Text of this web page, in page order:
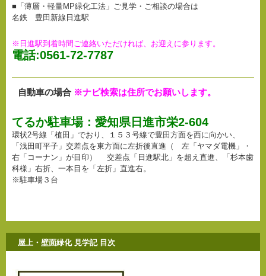
■「薄層・軽量MP緑化工法」ご見学・ご相談の場合は
名鉄 豊田新線日進駅
※日進駅到着時間ご連絡いただければ、お迎えに参ります。
電話:0561-72-7787
自動車の場合 ※ナビ検索は住所でお願いします。
てるか駐車場：愛知県日進市栄2-604
環状2号線「植田」でおり、１５３号線で豊田方面を西に向かい、
「浅田町平子」交差点を東方面に左折後直進（ 左「ヤマダ電機」・
右「コーナン」が目印） 交差点「日進駅北」を超え直進、「杉本歯
科様」右折、一本目を「左折」直進右。
※駐車場３台
屋上・壁面緑化 見学記 目次